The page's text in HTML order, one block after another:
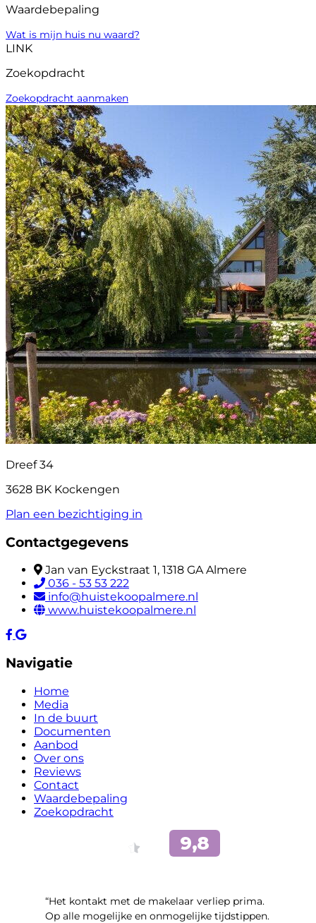
Waardebepaling
Wat is mijn huis nu waard?
LINK
Zoekopdracht
Zoekopdracht aanmaken
Dreef 34
3628 BK Kockengen
Plan een bezichtiging in
Contactgegevens
Jan van Eyckstraat 1, 1318 GA Almere
036 - 53 53 222
info@huistekoopalmere.nl
www.huistekoopalmere.nl
Navigatie
Home
Media
In de buurt
Documenten
Aanbod
Over ons
Reviews
Contact
Waardebepaling
Zoekopdracht
“Het kontakt met de makelaar verliep prima.
Op alle mogelijke en onmogelijke tijdstippen.